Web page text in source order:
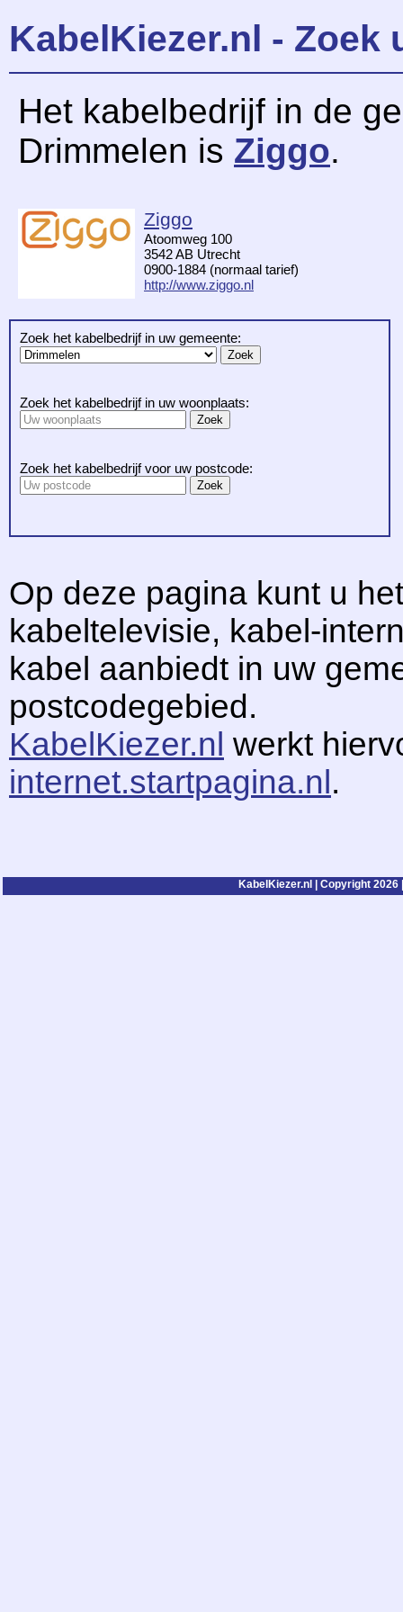
KabelKiezer.nl - Zoek
Het kabelbedrijf in de
Drimmelen is Ziggo.
Ziggo
Atoomweg 100
3542 AB Utrecht
0900-1884 (normaal tarief)
http://www.ziggo.nl
Zoek het kabelbedrijf in uw gemeente:
Zoek het kabelbedrijf in uw woonplaats:
Zoek het kabelbedrijf voor uw postcode:
Op deze pagina kunt u
kabeltelevisie, kabel-
kabel aanbiedt in uw
postcodegebied.
KabelKiezer.nl werkt
internet.startpagina.nl.
KabelKiezer.nl | Copyright 2026